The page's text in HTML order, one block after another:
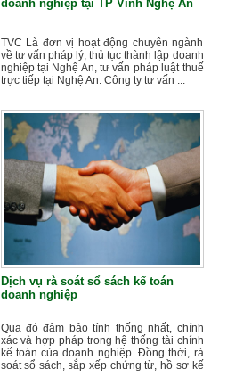
doanh nghiệp tại TP Vinh Nghệ An
TVC Là đơn vị hoạt động chuyên ngành
về tư vấn pháp lý, thủ tục thành lập doanh
nghiệp tại Nghệ An, tư vấn pháp luật thuế
trực tiếp tại Nghệ An. Công ty tư vấn ...
Dịch vụ rà soát sổ sách kế toán
doanh nghiệp
Qua đó đảm bảo tính thống nhất, chính
xác và hợp pháp trong hệ thống tài chính
kế toán của doanh nghiệp. Đồng thời, rà
soát sổ sách, sắp xếp chứng từ, hồ sơ kế
...